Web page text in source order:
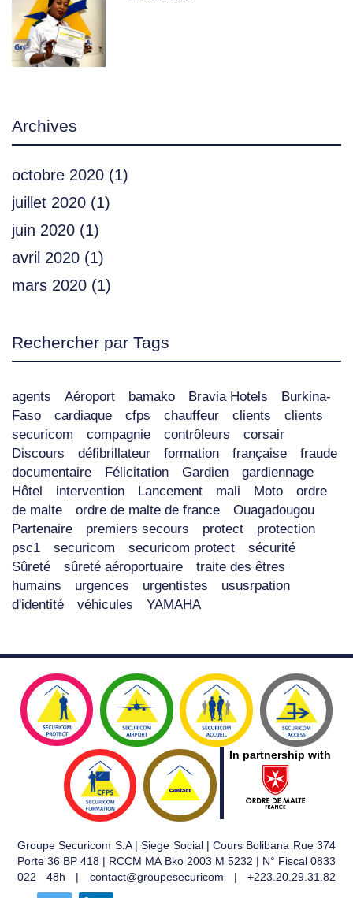
Archives
octobre 2020 (1)
juillet 2020 (1)
juin 2020 (1)
avril 2020 (1)
mars 2020 (1)
Rechercher par Tags
agents Aéroport bamako Bravia Hotels
Burkina-
Faso
cardiaque cfps chauffeur clients
clients
securicom
compagnie contrôleurs
corsair
Discours
défibrillateur formation française
fraude
documentaire
Félicitation Gardien
gardiennage
Hôtel
intervention Lancement mali Moto
ordre
de malte
ordre de malte de france
Ouagadougou
Partenaire
premiers secours protect
protection
psc1
securicom securicom protect
sécurité
Sûreté
sûreté aéroportuaire
traite des êtres
humains
urgences urgentistes
ususrpation
d'identité
véhicules YAMAHA
In partnership with
Groupe Securicom S.A | Siege Social | Cours Bolibana Rue 374
Porte 36 BP 418 | RCCM MA Bko 2003 M 5232 | N° Fiscal 0833
022 48h | contact@groupesecuricom | +223.20.29.31.82